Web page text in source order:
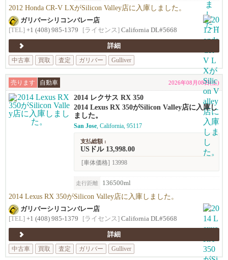
2012 Honda CR-V LXがSilicon Valley店に入庫しました。
ガリバーシリコンバレー店
[TEL] +1 (408) 985-1379 [ライセンス] California DL#5668
詳細
中古車
買取 査定 ガリバー Gulliver
売ります 自動車 2026年08月08日(土)
2014 レクサス RX 350
2014 Lexus RX 350がSilicon Valley店に入庫し
ました。
San Jose, California, 95117
支払総額 :
USドル 13,998.00
[車体価格] 13998
走行距離 136500ml
2014 Lexus RX 350がSilicon Valley店に入庫しました。
ガリバーシリコンバレー店
[TEL] +1 (408) 985-1379 [ライセンス] California DL#5668
詳細
中古車
買取 査定 ガリバー Gulliver